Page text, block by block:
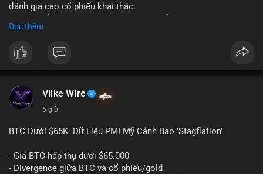
#59dot84btc #taicocautaisan
#mempooltheodoi
đánh giá cao cổ phiếu khai thác.
- Thị trường cần thấy kết quả thực tế từ các dự án AI mới.
#binancesquare
#vlikevn #titanbot
📰 Nguồn: Cointelegraph
Đọc thêm
Vlike Wire
5 giờ
BTC Dưới $65K: Dữ Liệu PMI Mỹ Cảnh Báo 'Stagflation'
- Giá BTC hấp thụ dưới $65.000
- Divergence giữa BTC và cổ phiếu/gold